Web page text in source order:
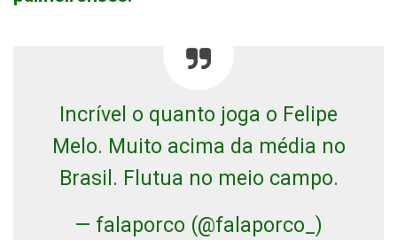
Incrível o quanto joga o Felipe
Melo. Muito acima da média no
Brasil. Flutua no meio campo.
— falaporco (@falaporco_)